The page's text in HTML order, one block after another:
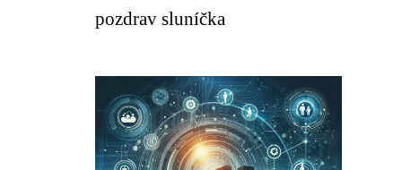
pozdrav sluníčka